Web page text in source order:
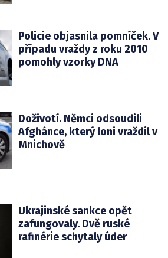
Policie objasnila pomníček. V
případu vraždy z roku 2010
pomohly vzorky DNA
Doživotí. Němci odsoudili
Afghánce, který loni vraždil v
Mnichově
Ukrajinské sankce opět
zafungovaly. Dvě ruské
rafinérie schytaly úder